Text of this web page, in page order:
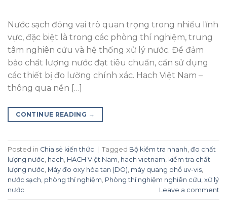
Nước sạch đóng vai trò quan trọng trong nhiều lĩnh
vực, đặc biệt là trong các phòng thí nghiệm, trung
tâm nghiên cứu và hệ thống xử lý nước. Để đảm
bảo chất lượng nước đạt tiêu chuẩn, cần sử dụng
các thiết bị đo lường chính xác. Hach Việt Nam –
thông qua nền […]
CONTINUE READING →
Posted in Chia sẻ kiến thức | Tagged Bộ kiểm tra nhanh đo chất
lượng nước hach HACH Việt Nam hach vietnam kiểm tra chất
lượng nước Máy đo oxy hòa tan (DO) máy quang phổ uv-vis
nước sạch phòng thí nghiệm Phòng thí nghiệm nghiên cứu xử lý
nước
Leave a comment